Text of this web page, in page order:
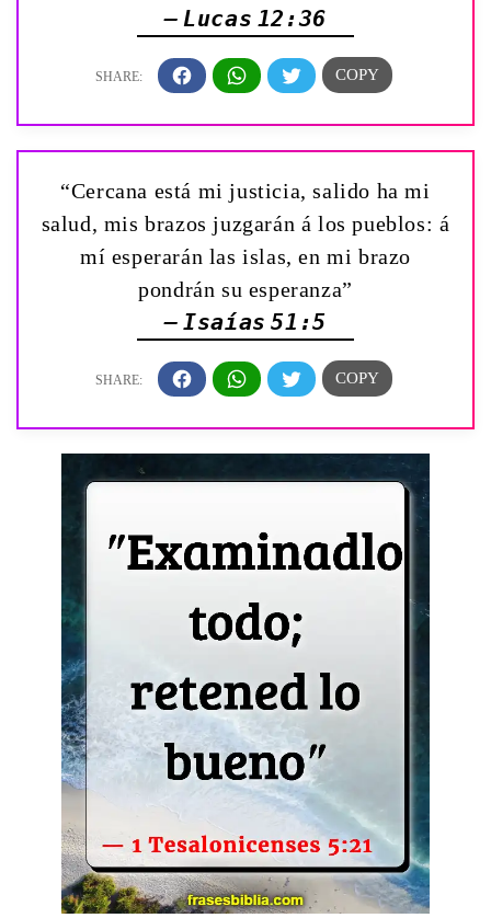
— Lucas 12:36
“Cercana está mi justicia, salido ha mi
salud, mis brazos juzgarán á los pueblos: á
mí esperarán las islas, en mi brazo
pondrán su esperanza”
— Isaías 51:5